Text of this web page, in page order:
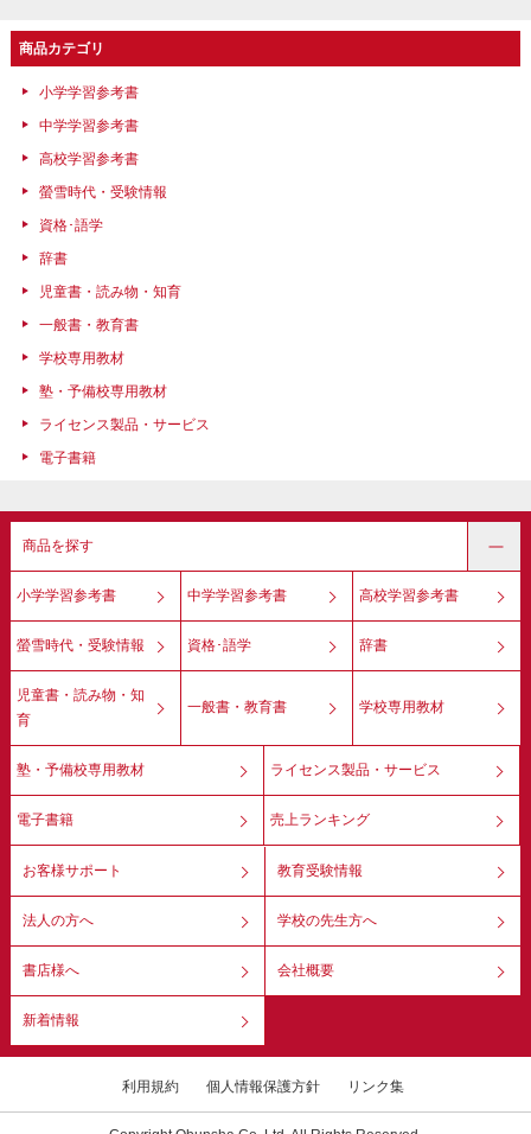
商品カテゴリ
小学学習参考書
中学学習参考書
高校学習参考書
螢雪時代・受験情報
資格･語学
辞書
児童書・読み物・知育
一般書・教育書
学校専用教材
塾・予備校専用教材
ライセンス製品・サービス
電子書籍
商品を探す
小学学習参考書 中学学習参考書 高校学習参考書
螢雪時代・受験情報 資格･語学 辞書
児童書・読み物・知
育
一般書・教育書 学校専用教材
塾・予備校専用教材 ライセンス製品・サービス
電子書籍 売上ランキング
お客様サポート 教育受験情報
法人の方へ 学校の先生方へ
書店様へ 会社概要
新着情報
利用規約 個人情報保護方針 リンク集